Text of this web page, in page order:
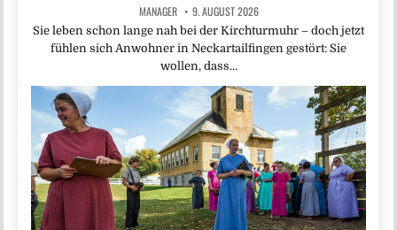
MANAGER 9. AUGUST 2026
Sie leben schon lange nah bei der Kirchturmuhr – doch jetzt
fühlen sich Anwohner in Neckartailfingen gestört: Sie
wollen, dass…